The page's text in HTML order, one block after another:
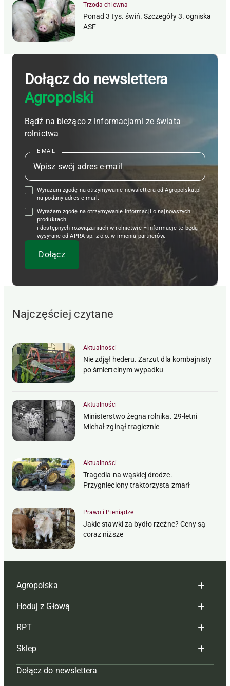
Trzoda chlewna
Ponad 3 tys. świń. Szczegóły 3. ogniska
ASF
Dołącz do newslettera
Agropolski
Bądź na bieżąco z informacjami ze świata
rolnictwa
E-MAIL
Wyrażam zgodę na otrzymywanie newslettera od Agropolska.pl
na podany adres e-mail.
Wyrażam zgodę na otrzymywanie informacji o najnowszych
produktach
i dostępnych rozwiązaniach w rolnictwie – informacje te będą
wysyłane od APRA sp. z o.o. w imieniu partnerów.
Najczęściej czytane
Aktualności
Nie zdjął hederu. Zarzut dla kombajnisty
po śmiertelnym wypadku
Aktualności
Ministerstwo żegna rolnika. 29-letni
Michał zginął tragicznie
Aktualności
Tragedia na wąskiej drodze.
Przygnieciony traktorzysta zmarł
Prawo i Pieniądze
Jakie stawki za bydło rzeźne? Ceny są
coraz niższe
Agropolska
Redakcja
Reklama
Tagi
Mapa serwisu
Hoduj z Głową
Hoduj z głową bydło
Hoduj z głową świnie
Prenumerata
RPT
Redakcja
Prenumerata
Sklep
Czasopisma i prenumerata
Dołącz do newslettera